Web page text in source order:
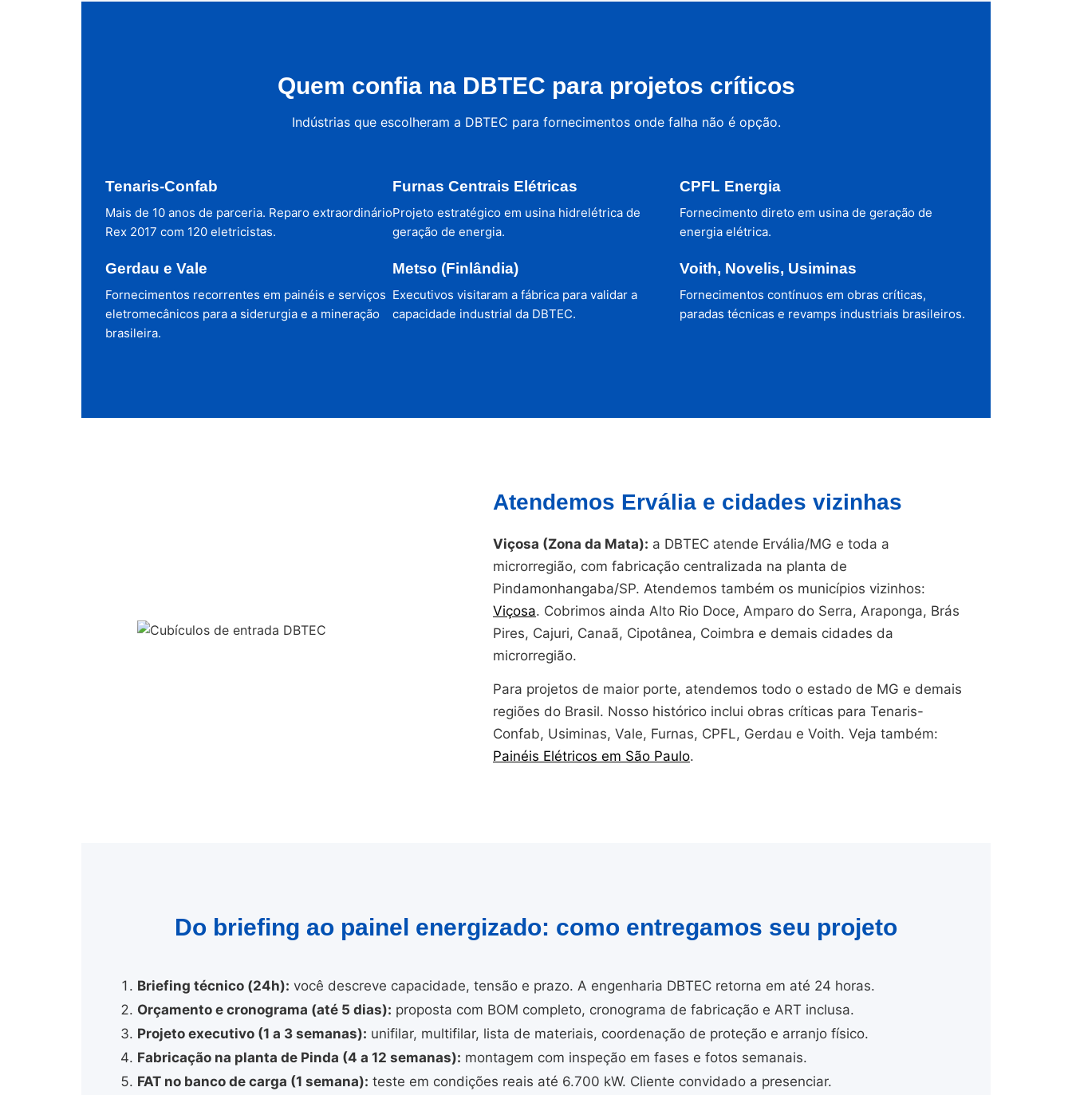
Quem confia na DBTEC para projetos críticos
Indústrias que escolheram a DBTEC para fornecimentos onde falha não é opção.
Tenaris-Confab
Mais de 10 anos de parceria. Reparo extraordinário
Rex 2017 com 120 eletricistas.
Furnas Centrais Elétricas
Projeto estratégico em usina hidrelétrica de
geração de energia.
CPFL Energia
Fornecimento direto em usina de geração de
energia elétrica.
Gerdau e Vale
Fornecimentos recorrentes em painéis e serviços
eletromecânicos para a siderurgia e a mineração
brasileira.
Metso (Finlândia)
Executivos visitaram a fábrica para validar a
capacidade industrial da DBTEC.
Voith, Novelis, Usiminas
Fornecimentos contínuos em obras críticas,
paradas técnicas e revamps industriais brasileiros.
Atendemos Ervália e cidades vizinhas
Viçosa (Zona da Mata): a DBTEC atende Ervália/MG e toda a
microrregião, com fabricação centralizada na planta de
Pindamonhangaba/SP. Atendemos também os municípios vizinhos:
Viçosa. Cobrimos ainda Alto Rio Doce, Amparo do Serra, Araponga, Brás
Pires, Cajuri, Canaã, Cipotânea, Coimbra e demais cidades da
microrregião.
Para projetos de maior porte, atendemos todo o estado de MG e demais
regiões do Brasil. Nosso histórico inclui obras críticas para Tenaris-
Confab, Usiminas, Vale, Furnas, CPFL, Gerdau e Voith. Veja também:
Painéis Elétricos em São Paulo.
Do briefing ao painel energizado: como entregamos seu projeto
Briefing técnico (24h): você descreve capacidade, tensão e prazo. A engenharia DBTEC retorna em até 24 horas.
Orçamento e cronograma (até 5 dias): proposta com BOM completo, cronograma de fabricação e ART inclusa.
Projeto executivo (1 a 3 semanas): unifilar, multifilar, lista de materiais, coordenação de proteção e arranjo físico.
Fabricação na planta de Pinda (4 a 12 semanas): montagem com inspeção em fases e fotos semanais.
FAT no banco de carga (1 semana): teste em condições reais até 6.700 kW. Cliente convidado a presenciar.